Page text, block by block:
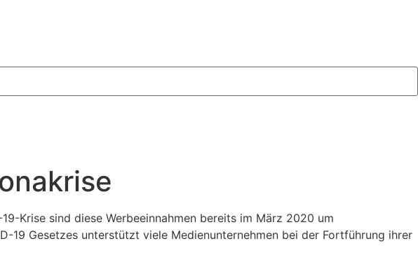
Krise sind diese Werbeeinnahmen bereits im März 2020 um
19 Gesetzes unterstützt viele Medienunternehmen bei der Fortführung ihrer